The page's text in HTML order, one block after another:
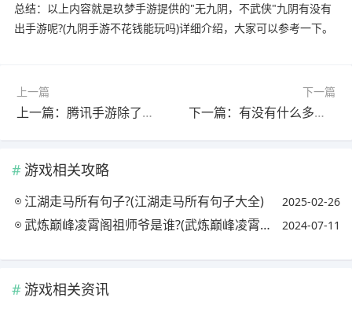
总结：以上内容就是玖梦手游提供的"无九阴，不武侠"九阴有没有
出手游呢?(九阴手游不花钱能玩吗)详细介绍，大家可以参考一下。
上一篇
上一篇：腾讯手游除了《王者荣耀》，《刺激战场》，《QQ飞车》，还有什么好玩的游戏?
下一篇
下一篇：有没有什么多人生存类手游?(有没有什么多人生存类手游的游戏)
游戏相关攻略
江湖走马所有句子?(江湖走马所有句子大全) 2025-02-26
武炼巅峰凌霄阁祖师爷是谁?(武炼巅峰凌霄阁掌门去哪儿了?) 2024-07-11
游戏相关资讯